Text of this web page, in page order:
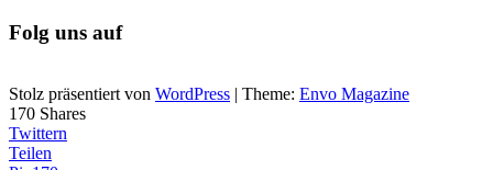
Folg uns auf
Stolz präsentiert von WordPress | Theme: Envo Magazine
170 Shares
Twittern
Teilen